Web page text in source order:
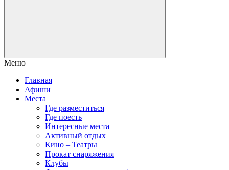
Меню
Главная
Афиши
Места
Где разместиться
Где поесть
Интересные места
Активный отдых
Кино – Театры
Прокат снаряжения
Клубы